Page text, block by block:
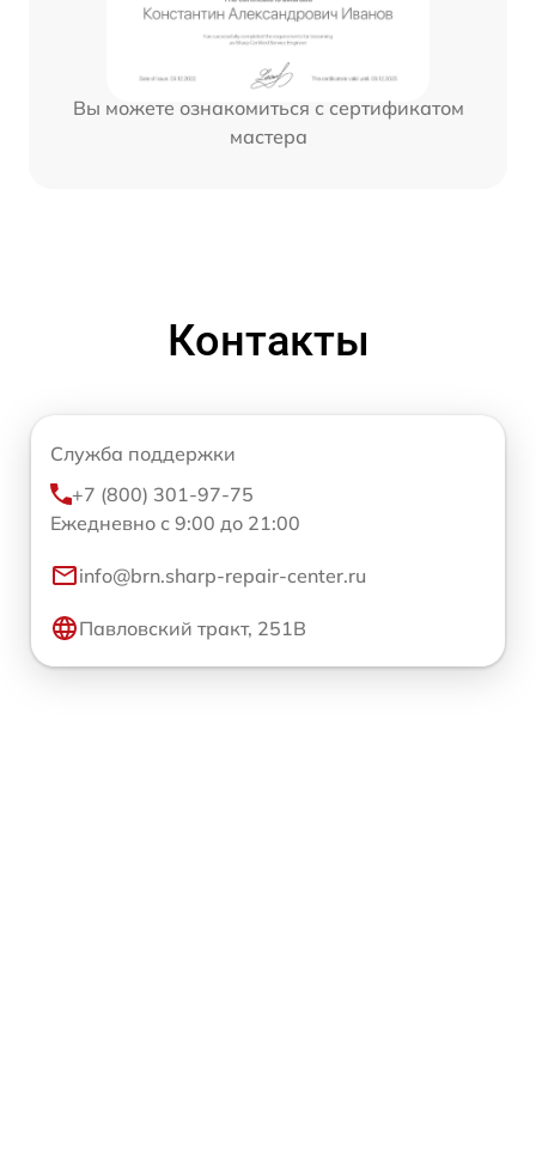
Вы можете ознакомиться с сертификатом
мастера
Контакты
Служба поддержки
+7 (800) 301-97-75
Ежедневно с 9:00 до 21:00
info@brn.sharp-repair-center.ru
Павловский тракт, 251В